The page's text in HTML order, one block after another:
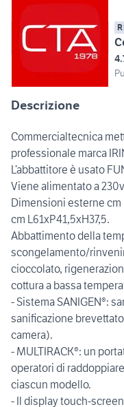
Descrizione
Commercialtecnica
professionale marca
L’abbattitore è usato
Viene alimentato a
Dimensioni esterne cm
cm L61xP41,5xH37,5.
Abbattimento della
scongelamento/
cioccolato,
cottura a bassa
- Sistema SANIGEN®:
sanificazione
camera).
- MULTIRACK®: un
operatori di
ciascun modello.
- Il display touch-